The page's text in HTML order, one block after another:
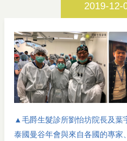
2019-12-
▲ 毛爵生髮診所劉怡坊院長及葉
泰國曼谷年會與來自各國的專家